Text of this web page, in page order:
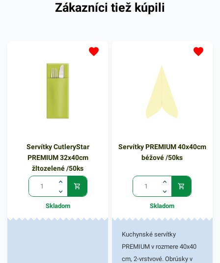
kvalitného papiera poskytne
Zákazníci tiež kúpili
Servítky CutleryStar
PREMIUM 32x40cm
žltozelené /50ks
Skladom
Servítky PREMIUM 40x40cm
béžové /50ks
Skladom
Kuchynské servítky
PREMIUM v rozmere 40x40
cm, 2-vrstvové. Obrúsky v